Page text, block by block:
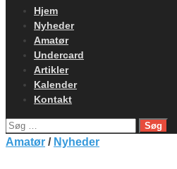
Hjem
Nyheder
Amatør
Undercard
Artikler
Kalender
Kontakt
Søg
efter:
Amatør / Nyheder